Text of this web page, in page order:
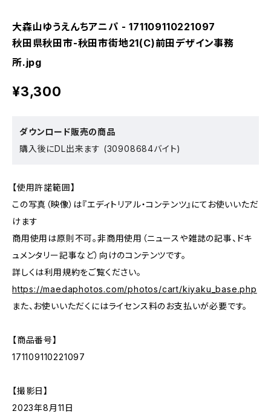
大森山ゆうえんちアニパ - 171109110221097
秋田県秋田市-秋田市街地21(C)前田デザイン事務
所.jpg
¥3,300
ダウンロード販売の商品
購入後にDL出来ます (30908684バイト)
【使用許諾範囲】
この写真（映像）は『エディトリアル・コンテンツ』にてお使いいただ
けます
商用使用は原則不可。非商用使用（ニュースや雑誌の記事、ドキ
ュメンタリー記事など）向けのコンテンツです。
詳しくは利用規約をご覧ください。
https://maedaphotos.com/photos/cart/kiyaku_base.php
また、お使いいただくにはライセンス料のお支払いが必要です。
【商品番号】
171109110221097
【撮影日】
2023年8月11日